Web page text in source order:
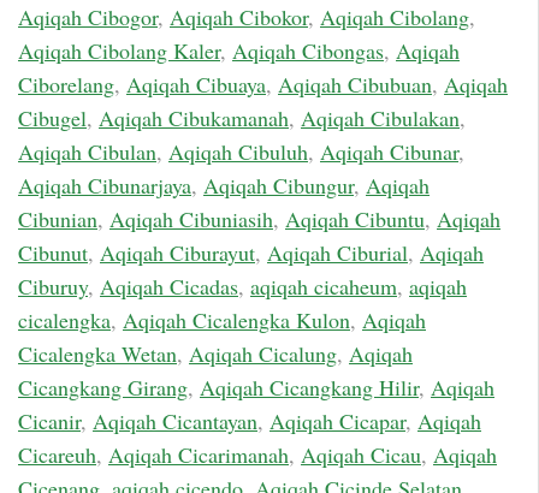
Aqiqah Cibogor, Aqiqah Cibokor, Aqiqah Cibolang,
Aqiqah Cibolang Kaler, Aqiqah Cibongas, Aqiqah
Ciborelang, Aqiqah Cibuaya, Aqiqah Cibubuan, Aqiqah
Cibugel, Aqiqah Cibukamanah, Aqiqah Cibulakan,
Aqiqah Cibulan, Aqiqah Cibuluh, Aqiqah Cibunar,
Aqiqah Cibunarjaya, Aqiqah Cibungur, Aqiqah
Cibunian, Aqiqah Cibuniasih, Aqiqah Cibuntu, Aqiqah
Cibunut, Aqiqah Ciburayut, Aqiqah Ciburial, Aqiqah
Ciburuy, Aqiqah Cicadas, aqiqah cicaheum, aqiqah
cicalengka, Aqiqah Cicalengka Kulon, Aqiqah
Cicalengka Wetan, Aqiqah Cicalung, Aqiqah
Cicangkang Girang, Aqiqah Cicangkang Hilir, Aqiqah
Cicanir, Aqiqah Cicantayan, Aqiqah Cicapar, Aqiqah
Cicareuh, Aqiqah Cicarimanah, Aqiqah Cicau, Aqiqah